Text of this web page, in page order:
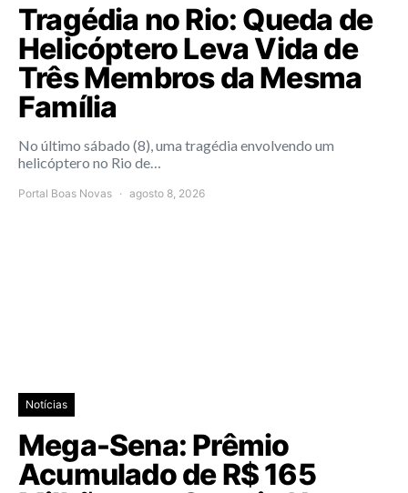
Tragédia no Rio: Queda de
Helicóptero Leva Vida de
Três Membros da Mesma
Família
No último sábado (8), uma tragédia envolvendo um
helicóptero no Rio de…
Portal Boas Novas agosto 8, 2026
Notícias
Mega-Sena: Prêmio
Acumulado de R$ 165